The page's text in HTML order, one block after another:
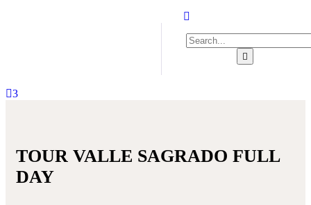
3
TOUR VALLE SAGRADO FULL
DAY